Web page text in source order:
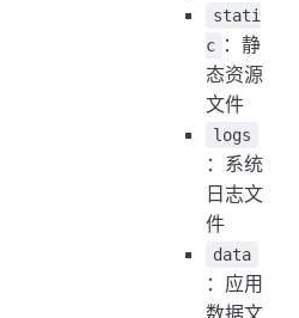
stati
c ：静
态资源
文件
logs
：系统
日志文
件
data
：应用